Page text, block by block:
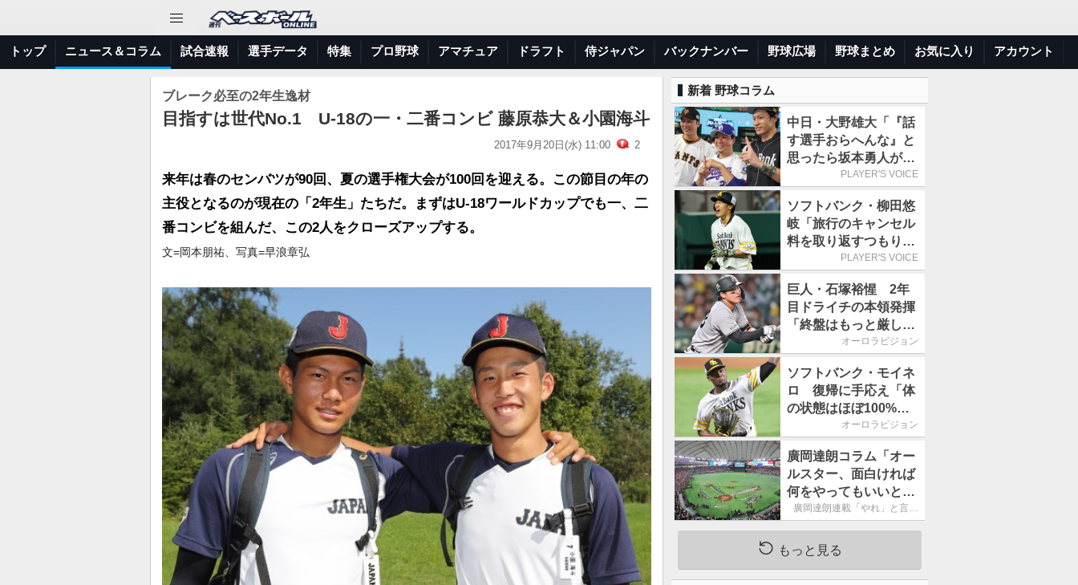
トップ ニュース＆コラム 試合速報 選手データ 特集 プロ野球 アマチュア ドラフト 侍ジャパン バックナンバー 野球広場 野球まとめ お気に入り アカウント
ブレーク必至の2年生逸材
目指すは世代No.1 U-18の一・二番コンビ 藤原恭大＆小園海斗
2017年9月20日(水) 11:00 2
来年は春のセンバツが90回、夏の選手権大会が100回を迎える。この節目の年の
主役となるのが現在の「2年生」たちだ。まずはU-18ワールドカップでも一、二
番コンビを組んだ、この2人をクローズアップする。
文=岡本朋祐、写真=早浪章弘
新着 野球コラム
中日・大野雄大「『話
す選手おらへんな』と
思ったら坂本勇人が来
た！」／オールスター
PLAYER'S VOICE
ソフトバンク・柳田悠
岐「旅行のキャンセル
料を取り返すつもりで
出場しました(笑)」／
PLAYER'S VOICE
巨人・石塚裕惺 2年
目ドライチの本領発揮
「終盤はもっと厳しい
戦いが続いていく。チ
に」／後半戦に息巻
く！
オーロラビジョン
ソフトバンク・モイネ
ロ 復帰に手応え「体
の状態はほぼ100%」
／後半戦に息巻く！
オーロラビジョン
廣岡達朗コラム「オー
ルスター、面白ければ
何をやってもいいとい
う発想は大間違い」
廣岡達朗連載「やれ」と言え
る信念
もっと見る